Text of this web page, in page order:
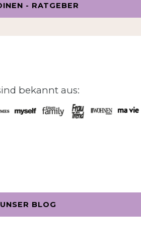
- RATGEBER
bekannt aus:
UNSER BLOG